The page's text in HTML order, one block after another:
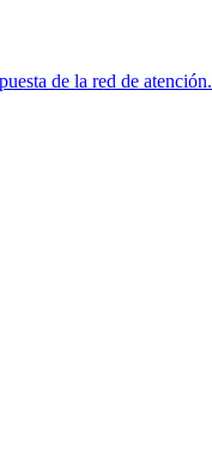
de la red de atención.